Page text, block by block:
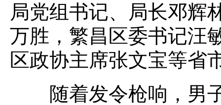
局党组书记、局长邓辉
万胜，繁昌区委书记汪
区政协主席张文宝等省
随着发令枪响，男子